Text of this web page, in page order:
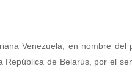
Venezuela, en nombre
de Belarús, por el